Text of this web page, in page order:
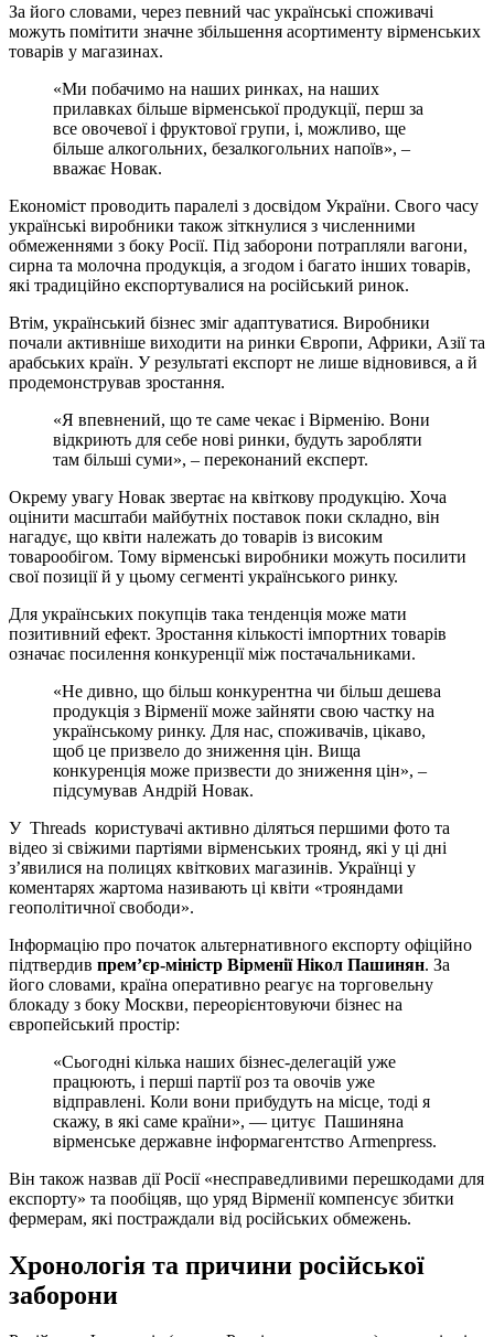
За його словами, через певний час українські споживачі
можуть помітити значне збільшення асортименту вірменських
товарів у магазинах.
«Ми побачимо на наших ринках, на наших
прилавках більше вірменської продукції, перш за
все овочевої і фруктової групи, і, можливо, ще
більше алкогольних, безалкогольних напоїв», –
вважає Новак.
Економіст проводить паралелі з досвідом України. Свого часу
українські виробники також зіткнулися з численними
обмеженнями з боку Росії. Під заборони потрапляли вагони,
сирна та молочна продукція, а згодом і багато інших товарів,
які традиційно експортувалися на російський ринок.
Втім, український бізнес зміг адаптуватися. Виробники
почали активніше виходити на ринки Європи, Африки, Азії та
арабських країн. У результаті експорт не лише відновився, а й
продемонстрував зростання.
«Я впевнений, що те саме чекає і Вірменію. Вони
відкриють для себе нові ринки, будуть заробляти
там більші суми», – переконаний експерт.
Окрему увагу Новак звертає на квіткову продукцію. Хоча
оцінити масштаби майбутніх поставок поки складно, він
нагадує, що квіти належать до товарів із високим
товарообігом. Тому вірменські виробники можуть посилити
свої позиції й у цьому сегменті українського ринку.
Для українських покупців така тенденція може мати
позитивний ефект. Зростання кількості імпортних товарів
означає посилення конкуренції між постачальниками.
«Не дивно, що більш конкурентна чи більш дешева
продукція з Вірменії може зайняти свою частку на
українському ринку. Для нас, споживачів, цікаво,
щоб це призвело до зниження цін. Вища
конкуренція може призвести до зниження цін», –
підсумував Андрій Новак.
У Threads користувачі активно діляться першими фото та
відео зі свіжими партіями вірменських троянд, які у ці дні
з’явилися на полицях квіткових магазинів. Українці у
коментарях жартома називають ці квіти «трояндами
геополітичної свободи».
Інформацію про початок альтернативного експорту офіційно
підтвердив прем’єр-міністр Вірменії Нікол Пашинян. За
його словами, країна оперативно реагує на торговельну
блокаду з боку Москви, переорієнтовуючи бізнес на
європейський простір:
«Сьогодні кілька наших бізнес-делегацій уже
працюють, і перші партії роз та овочів уже
відправлені. Коли вони прибудуть на місце, тоді я
скажу, в які саме країни», — цитує Пашиняна
вірменське державне інформагентство Armenpress.
Він також назвав дії Росії «несправедливими перешкодами для
експорту» та пообіцяв, що уряд Вірменії компенсує збитки
фермерам, які постраждали від російських обмежень.
Хронологія та причини російської
заборони